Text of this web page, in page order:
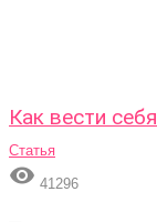
Как вести
Статья
 41296